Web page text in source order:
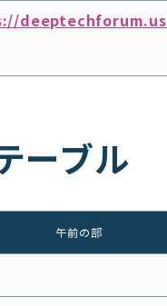
deeptechforum.us
ーブル
午前の部